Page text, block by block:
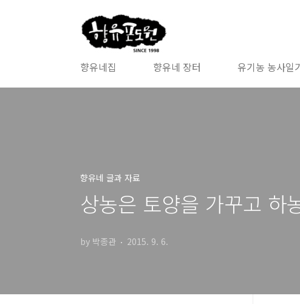
향유네집 향유네 장터 유기농 농사일
향유네 글과 자료
상농은 토양을 가꾸고 하
by 박종관 2015. 9. 6.